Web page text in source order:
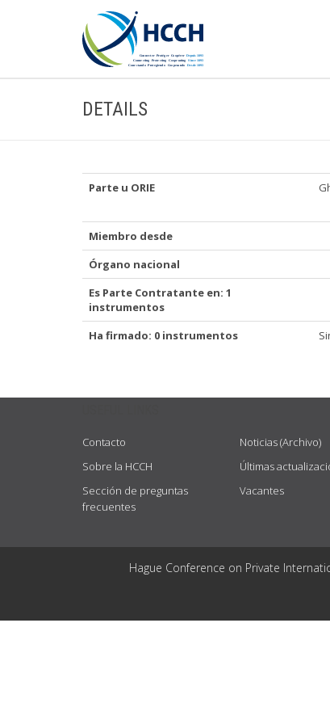
DETAILS
Parte u ORIE
Miembro desde
Órgano nacional
Es Parte Contratante en: 1
instrumentos
Ha firmado: 0 instrumentos
Contacto
Sobre la HCCH
Sección de preguntas
frecuentes
Noticias (Archivo)
Últimas
Vacantes
Hague Conference on Private